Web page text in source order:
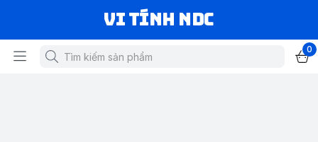
VI TÍNH NDC
0